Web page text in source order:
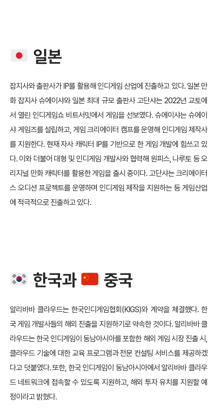
일본
잡지사와 출판사가 IP를 활용해 인디게임 산업에 진출하고 있다. 일본 만
화 잡지사 슈에이샤와 일본 최대 규모 출판사 고단샤는 2022년 교토에
서 열린 인디게임쇼 비트서밋에서 게임을 선보였다. 슈에이샤는 슈에이
샤 게임즈를 설립하고, 게임 크리에이터 캠프를 운영해 인디게임 제작사
를 지원한다. 현재 자사 캐릭터 IP를 기반으로 한 게임 개발에 힘쓰고 있
다. 이와 더불어 대형 및 인디게임 개발사와 협력해 원피스, 나루토 등 오
리지널 만화 캐릭터를 활용한 게임을 출시 중이다. 고단샤는 크리에이터
스 오디션 프로젝트를 운영하며 인디게임 제작을 지원하는 등 게임산업
에 적극적으로 진출하고 있다.
한국과 중국
알리바바 클라우드는 한국인디게임협회(KIGS)와 계약을 체결했다. 한
국 게임 개발사들의 해외 진출을 지원하기로 약속한 것이다. 알리바바 클
라우드는 한국 인디게임이 동남아시아를 포함한 해외 게임 시장 진출 시,
클라우드 기술에 대한 교육 프로그램과 전문 컨설팅 서비스를 제공하겠
다고 덧붙였다. 또한, 한국 인디게임이 동남아시아에서 알리바바 클라우
드 네트워크에 접속할 수 있도록 지원하고, 해외 투자 유치를 지원할 예
정이라고 밝혔다.